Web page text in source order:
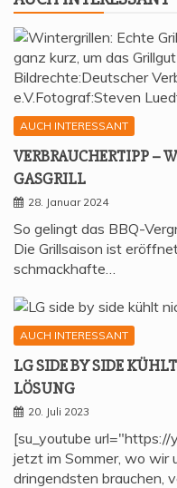
AUCH INTERESSANT
VER­BRAU­CHER­TIPP –
GASGRILL
28. Januar 2024
So gelingt das BBQ-
Die Grillsaison ist
schmackhafte…
AUCH INTERESSANT
LG SIDE BY SIDE
LÖSUNG
20. Juli 2023
[su_youtube
jetzt im Sommer, wo wir
dringendsten brauchen,